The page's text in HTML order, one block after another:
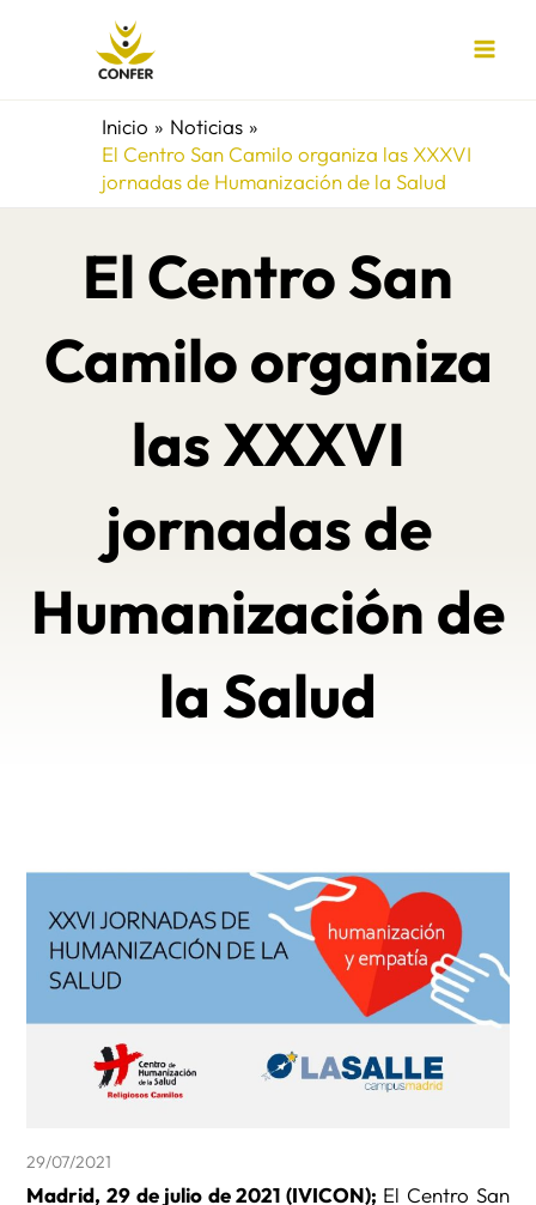
Inicio
Noticias
El Centro San Camilo organiza las XXXVI
jornadas de Humanización de la Salud
El Centro San
Camilo organiza
las XXXVI
jornadas de
Humanización de
la Salud
29/07/2021
Madrid, 29 de julio de 2021 (IVICON); El Centro San